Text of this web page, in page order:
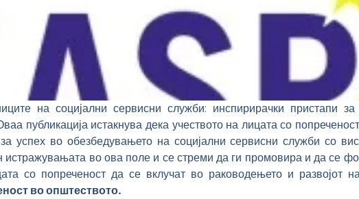
на социјални сервисни служби: инспирирачки пристапи
публикација истакнува дека учеството на лицата со
успех во обезбедувањето на социјални сервисни служби со
во ова поле и се стреми да ги промовира и да се
со попреченост да се вклучат во раководењето и развојот
во општеството.